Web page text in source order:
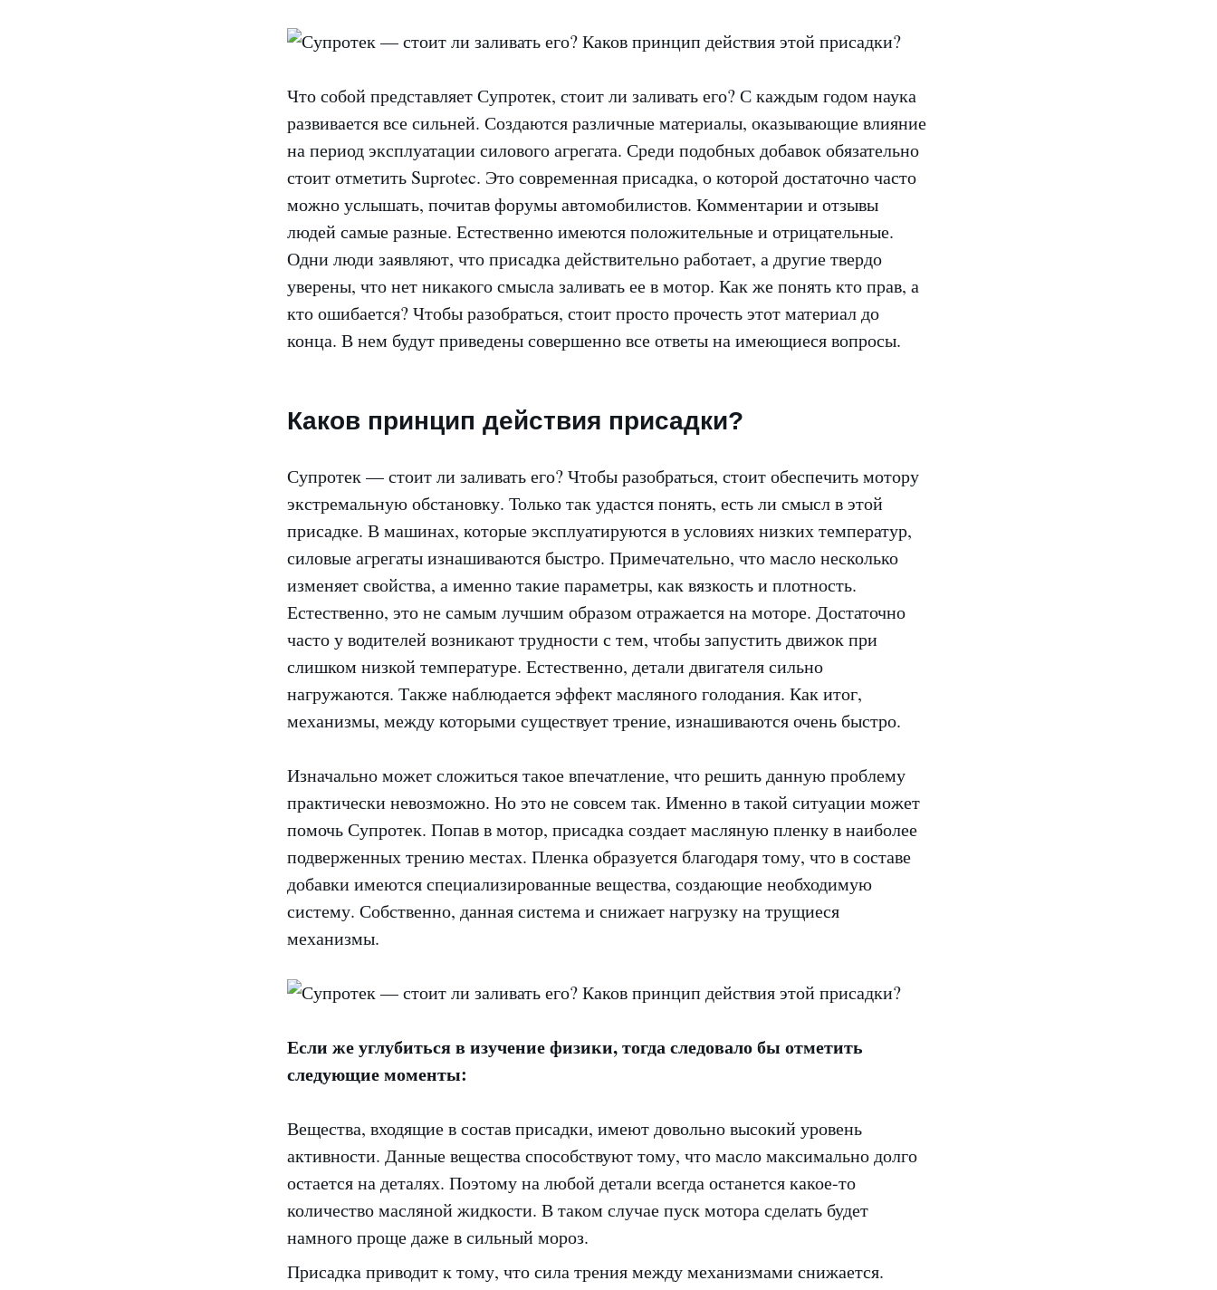
Что собой представляет Супротек, стоит ли заливать его? С каждым годом наука
развивается все сильней. Создаются различные материалы, оказывающие влияние
на период эксплуатации силового агрегата. Среди подобных добавок обязательно
стоит отметить Suprotec. Это современная присадка, о которой достаточно часто
можно услышать, почитав форумы автомобилистов. Комментарии и отзывы
людей самые разные. Естественно имеются положительные и отрицательные.
Одни люди заявляют, что присадка действительно работает, а другие твердо
уверены, что нет никакого смысла заливать ее в мотор. Как же понять кто прав, а
кто ошибается? Чтобы разобраться, стоит просто прочесть этот материал до
конца. В нем будут приведены совершенно все ответы на имеющиеся вопросы.
Каков принцип действия присадки?
Супротек — стоит ли заливать его? Чтобы разобраться, стоит обеспечить мотору
экстремальную обстановку. Только так удастся понять, есть ли смысл в этой
присадке. В машинах, которые эксплуатируются в условиях низких температур,
силовые агрегаты изнашиваются быстро. Примечательно, что масло несколько
изменяет свойства, а именно такие параметры, как вязкость и плотность.
Естественно, это не самым лучшим образом отражается на моторе. Достаточно
часто у водителей возникают трудности с тем, чтобы запустить движок при
слишком низкой температуре. Естественно, детали двигателя сильно
нагружаются. Также наблюдается эффект масляного голодания. Как итог,
механизмы, между которыми существует трение, изнашиваются очень быстро.
Изначально может сложиться такое впечатление, что решить данную проблему
практически невозможно. Но это не совсем так. Именно в такой ситуации может
помочь Супротек. Попав в мотор, присадка создает масляную пленку в наиболее
подверженных трению местах. Пленка образуется благодаря тому, что в составе
добавки имеются специализированные вещества, создающие необходимую
систему. Собственно, данная система и снижает нагрузку на трущиеся
механизмы.
Если же углубиться в изучение физики, тогда следовало бы отметить
следующие моменты:
Вещества, входящие в состав присадки, имеют довольно высокий уровень
активности. Данные вещества способствуют тому, что масло максимально долго
остается на деталях. Поэтому на любой детали всегда останется какое-то
количество масляной жидкости. В таком случае пуск мотора сделать будет
намного проще даже в сильный мороз.
Присадка приводит к тому, что сила трения между механизмами снижается.